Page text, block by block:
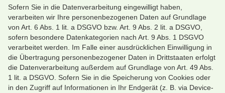
Sofern Sie in die Datenverarbeitung eingewilligt haben,
verarbeiten wir Ihre personenbezogenen Daten auf Grundlage
von Art. 6 Abs. 1 lit. a DSGVO bzw. Art. 9 Abs. 2 lit. a DSGVO,
sofern besondere Datenkategorien nach Art. 9 Abs. 1 DSGVO
verarbeitet werden. Im Falle einer ausdrücklichen Einwilligung in
die Übertragung personenbezogener Daten in Drittstaaten erfolgt
die Datenverarbeitung außerdem auf Grundlage von Art. 49 Abs.
1 lit. a DSGVO. Sofern Sie in die Speicherung von Cookies oder
in den Zugriff auf Informationen in Ihr Endgerät (z. B. via Device-